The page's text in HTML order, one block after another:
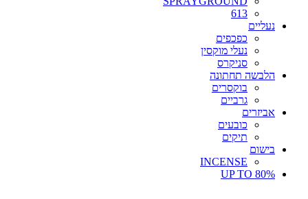
613
נעליים
כפכפים
נעלי מוקסין
סניקרס
הלבשה תחתונה
בוקסרים
גרביים
אביזרים
כובעים
תיקים
בישום
INCENSE
UP TO 80%